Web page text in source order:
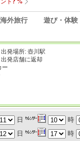
海外旅行 遊び・体験
出発場所: 壺川駅
出発店舗に返却
ー
日 時
日 時